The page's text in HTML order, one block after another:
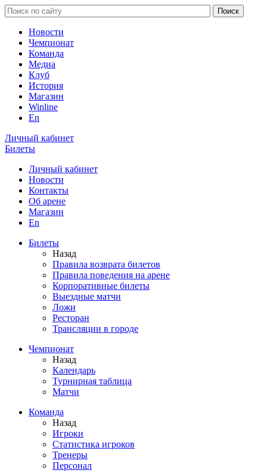
Новости
Чемпионат
Команда
Медиа
Клуб
История
Магазин
Winline
En
Личный кабинет
Билеты
Личный кабинет
Новости
Контакты
Об арене
Магазин
En
Билеты
Назад
Правила возврата билетов
Правила поведения на арене
Корпоративные билеты
Выездные матчи
Ложи
Ресторан
Трансляции в городе
Чемпионат
Назад
Календарь
Турнирная таблица
Матчи
Команда
Назад
Игроки
Статистика игроков
Тренеры
Персонал